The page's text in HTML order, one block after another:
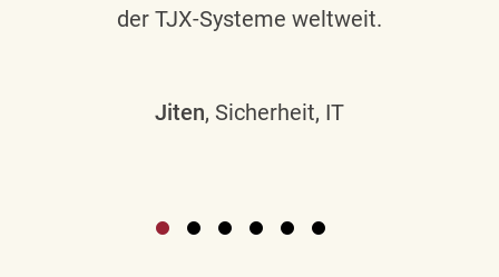
der TJX-Systeme weltweit.
Jiten, Sicherheit, IT